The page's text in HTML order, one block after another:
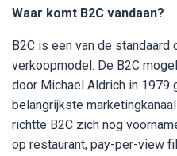
Waar komt B2C vandaan?
B2C is een van de
verkoopmodel. De B2C
door Michael Aldrich in 1979
belangrijkste
richtte B2C zich nog
op restaurant, pay-per-view